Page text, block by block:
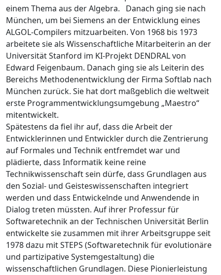
einem Thema aus der Algebra. Danach ging sie nach
München, um bei Siemens an der Entwicklung eines
ALGOL-Compilers mitzuarbeiten. Von 1968 bis 1973
arbeitete sie als Wissenschaftliche Mitarbeiterin an der
Universität Stanford im KI-Projekt DENDRAL von
Edward Feigenbaum. Danach ging sie als Leiterin des
Bereichs Methodenentwicklung der Firma Softlab nach
München zurück. Sie hat dort maßgeblich die weltweit
erste Programmentwicklungsumgebung „Maestro“
mitentwickelt.
Spätestens da fiel ihr auf, dass die Arbeit der
Entwicklerinnen und Entwickler durch die Zentrierung
auf Formales und Technik entfremdet war und
plädierte, dass Informatik keine reine
Technikwissenschaft sein dürfe, dass Grundlagen aus
den Sozial- und Geisteswissenschaften integriert
werden und dass Entwickelnde und Anwendende in
Dialog treten müssten. Auf ihrer Professur für
Softwaretechnik an der Technischen Universität Berlin
entwickelte sie zusammen mit ihrer Arbeitsgruppe seit
1978 dazu mit STEPS (Softwaretechnik für evolutionäre
und partizipative Systemgestaltung) die
wissenschaftlichen Grundlagen. Diese Pionierleistung